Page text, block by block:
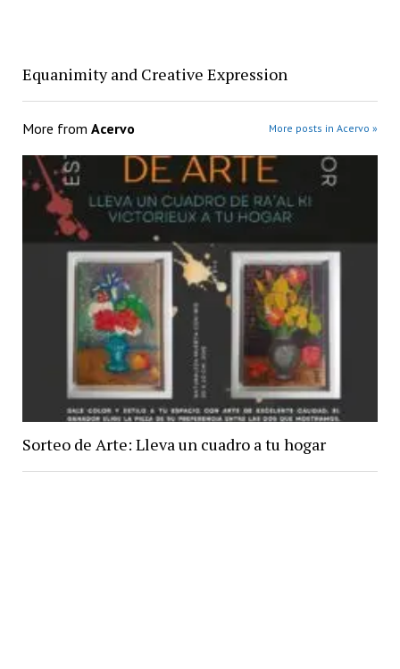
Equanimity and Creative Expression
More from Acervo More posts in Acervo »
Sorteo de Arte: Lleva un cuadro a tu hogar